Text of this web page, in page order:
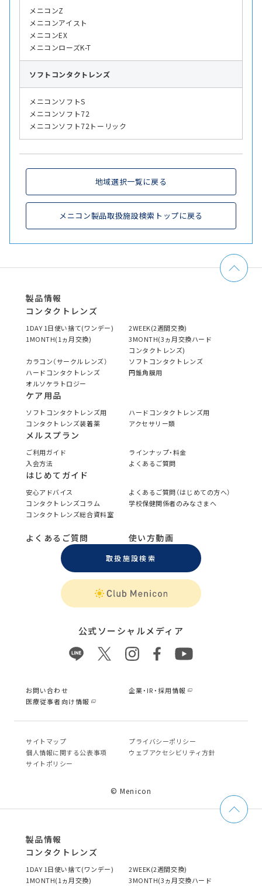
メニコンZ
メニコンアイスト
メニコンEX
メニコンローズK-T
ソフト コンタクトレンズ
メニコンソフトS
メニコンソフト72
メニコンソフト72トーリック
地域選択一覧に戻る
メニコン製品取扱施設検索トップに戻る
製品情報
コンタクトレンズ
1DAY 1日使い捨て(ワンデー)
2WEEK(2週間交換)
1MONTH(1ヵ月交換)
3MONTH(3ヵ月交換ハード
コンタクトレンズ)
カラコン（サークルレンズ）
ソフトコンタクトレンズ
ハードコンタクトレンズ
円錐角膜用
オルソケラトロジー
ケア用品
ソフトコンタクトレンズ用
ハードコンタクトレンズ用
コンタクトレンズ装着薬
アクセサリー類
メルスプラン
ご利用ガイド
ラインナップ・料金
入会方法
よくあるご質問
はじめてガイド
安心アドバイス
よくあるご質問（はじめての方へ）
コンタクトレンズコラム
学校保健関係者のみなさまへ
コンタクトレンズ総合資料室
よくあるご質問 使い方動画
取扱施設検索
公式ソーシャルメディア
お問い合わせ
企業・IR・採用情報
医療従事者向け情報
サイトマップ
プライバシーポリシー
個⼈情報に関する公表事項
ウェブアクセシビリティ方針
サイトポリシー
© Menicon
製品情報
コンタクトレンズ
1DAY 1日使い捨て(ワンデー)
2WEEK(2週間交換)
1MONTH(1ヵ月交換)
3MONTH(3ヵ月交換ハード